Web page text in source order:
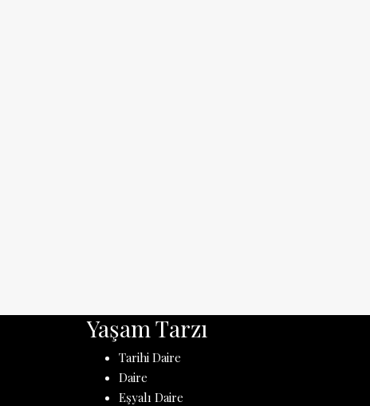
Yaşam Tarzı
Tarihi Daire
Daire
Eşyalı Daire